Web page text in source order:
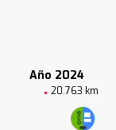
Año 2024
20.763 km